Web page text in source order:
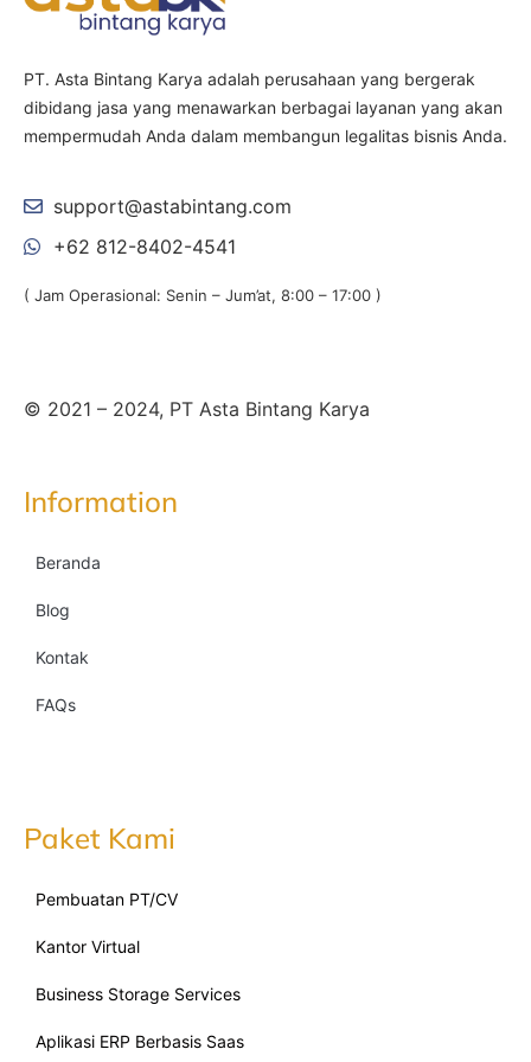
PT. Asta Bintang Karya adalah perusahaan yang bergerak
dibidang jasa yang menawarkan berbagai layanan yang akan
mempermudah Anda dalam membangun legalitas bisnis Anda.
support@astabintang.com
+62 812-8402-4541
( Jam Operasional: Senin – Jum’at, 8:00 – 17:00 )
© 2021 – 2024, PT Asta Bintang Karya
Information
Beranda
Blog
Kontak
FAQs
Paket Kami
Pembuatan PT/CV
Kantor Virtual
Business Storage Services
Aplikasi ERP Berbasis Saas